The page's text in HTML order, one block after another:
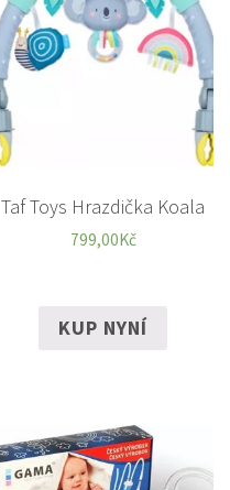
Taf Toys Hrazdička Koala
799,00Kč
KUP NYNÍ